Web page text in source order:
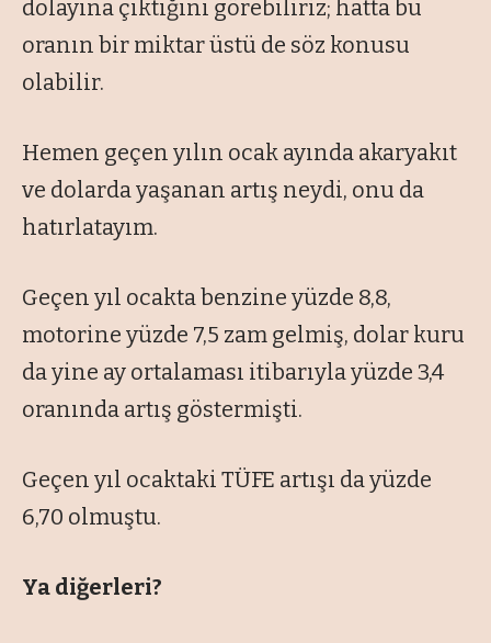
dolayına çıktığını görebiliriz; hatta bu
oranın bir miktar üstü de söz konusu
olabilir.
Hemen geçen yılın ocak ayında akaryakıt
ve dolarda yaşanan artış neydi, onu da
hatırlatayım.
Geçen yıl ocakta benzine yüzde 8,8,
motorine yüzde 7,5 zam gelmiş, dolar kuru
da yine ay ortalaması itibarıyla yüzde 3,4
oranında artış göstermişti.
Geçen yıl ocaktaki TÜFE artışı da yüzde
6,70 olmuştu.
Ya diğerleri?